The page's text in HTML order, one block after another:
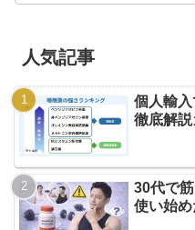
人気記事
個人輸入
徹底解
30代で
使い始